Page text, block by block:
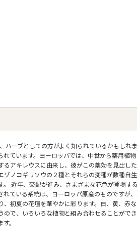
ハーブとしての方がよく知られているかもしれ
ています。ヨーロッパでは、中世から薬用植
アキレウスに由来し、彼がこの薬効を見出し
ゾノコギリソウの２種とそれらの変種が数種自
。 近年、交配が進み、さまざまな花色が登場す
れている系統は、ヨーロッパ原産のものですが
初夏の花壇を華やかに彩ります。白、黄、赤
で、いろいろな植物と組み合わせることがで
。